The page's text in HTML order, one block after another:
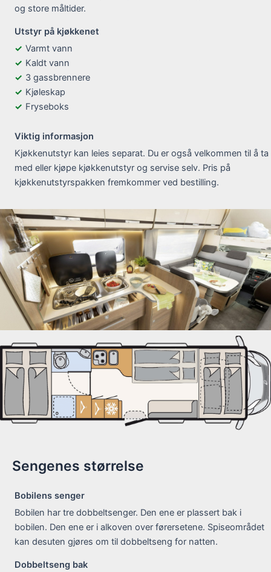
og store måltider.
Utstyr på kjøkkenet
Varmt vann
Kaldt vann
3 gassbrennere
Kjøleskap
Fryseboks
Viktig informasjon
Kjøkkenutstyr kan leies separat. Du er også velkommen til å ta
med eller kjøpe kjøkkenutstyr og servise selv. Pris på
kjøkkenutstyrspakken fremkommer ved bestilling.
Sengenes størrelse
Bobilens senger
Bobilen har tre dobbeltsenger. Den ene er plassert bak i
bobilen. Den ene er i alkoven over førersetene. Spiseområdet
kan desuten gjøres om til dobbeltseng for natten.
Dobbeltseng bak